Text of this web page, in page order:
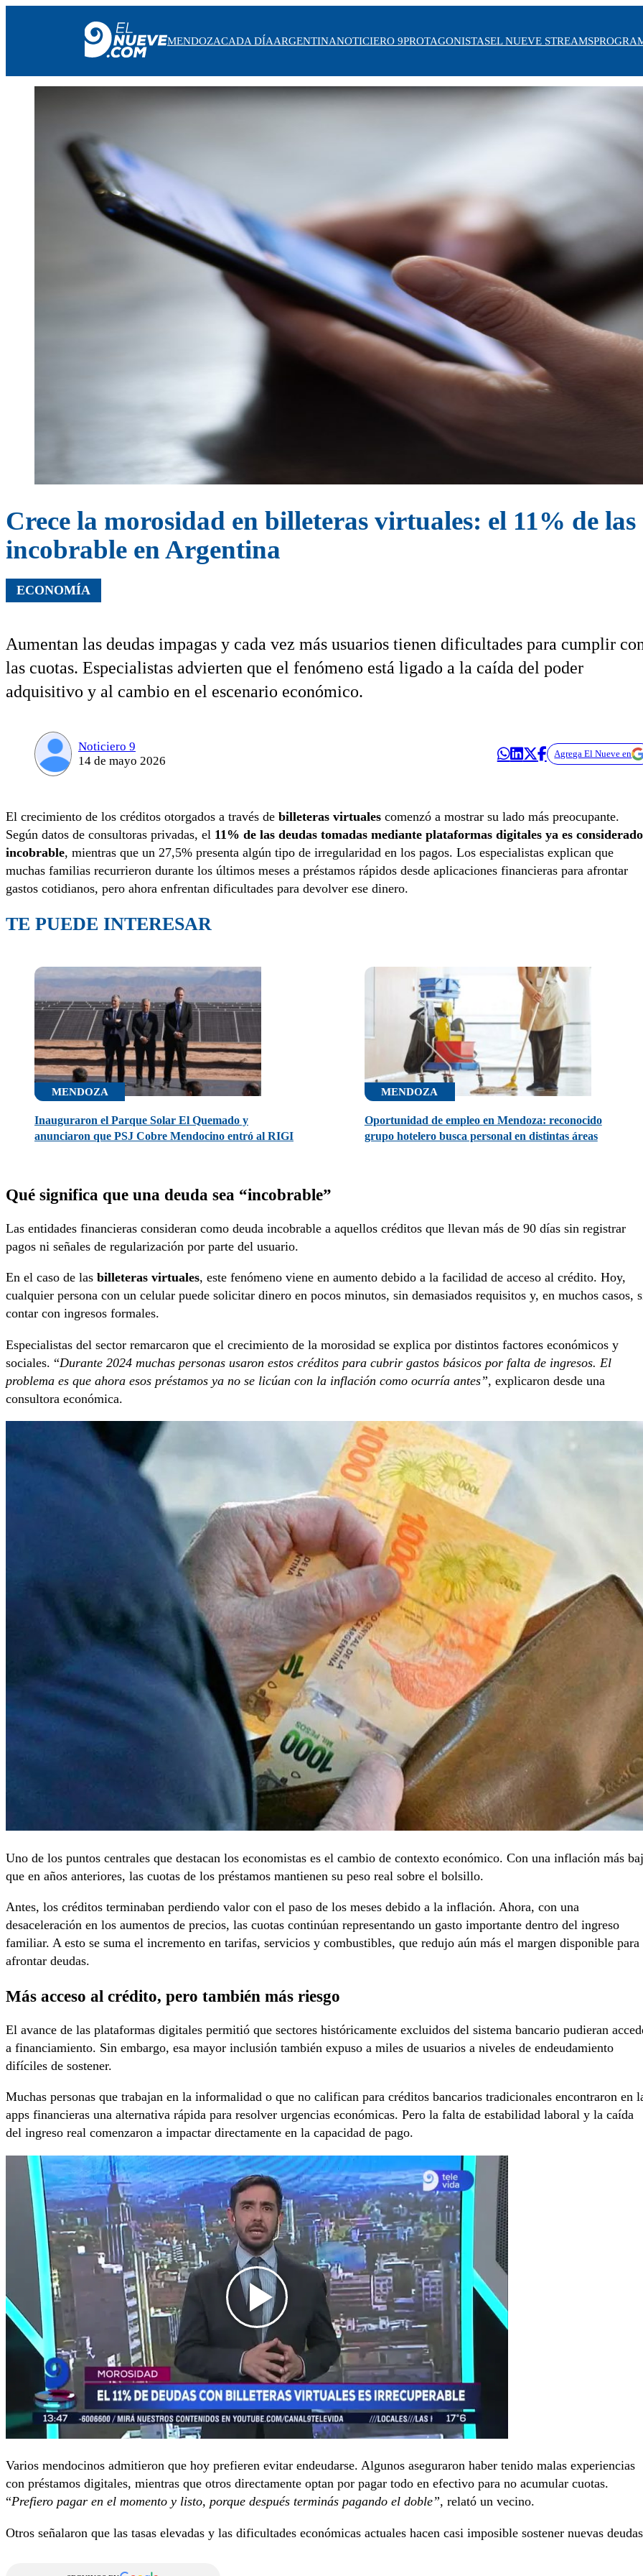
ARGENTINA
NOTICIERO 9
PROTAGONISTAS
EL NUEVE STREAMS
PROGRAMACIÓN
MENDOZACADA DÍAARGENTINANOTICIERO 9PROTAGONISTASEL NUEVE STREAMS
Crece la morosidad en billeteras virtuales: el 11% de las
incobrable en Argentina
ECONOMÍA
Aumentan las deudas impagas y cada vez más usuarios tienen dificultades para cumplir
las cuotas. Especialistas advierten que el fenómeno está ligado a la caída del poder
adquisitivo y al cambio en el escenario económico.
Noticiero 9
14 de mayo 2026
Agrega El Nueve en
El crecimiento de los créditos otorgados a través de billeteras virtuales comenzó a mostrar su lado más preocupante.
Según datos de consultoras privadas, el 11% de las deudas tomadas mediante plataformas digitales ya es considerado
incobrable, mientras que un 27,5% presenta algún tipo de irregularidad en los pagos. Los especialistas explican que
muchas familias recurrieron durante los últimos meses a préstamos rápidos desde aplicaciones financieras para afrontar
gastos cotidianos, pero ahora enfrentan dificultades para devolver ese dinero.
TE PUEDE INTERESAR
MENDOZA
Inauguraron el Parque Solar El Quemado y
anunciaron que PSJ Cobre Mendocino entró al RIGI
MENDOZA
Oportunidad de empleo en Mendoza: reconocido
grupo hotelero busca personal en distintas áreas
Qué significa que una deuda sea “incobrable”
Las entidades financieras consideran como deuda incobrable a aquellos créditos que llevan más de 90 días sin registrar
pagos ni señales de regularización por parte del usuario.
En el caso de las billeteras virtuales, este fenómeno viene en aumento debido a la facilidad de acceso al crédito. Hoy,
cualquier persona con un celular puede solicitar dinero en pocos minutos, sin demasiados requisitos y, en muchos casos,
contar con ingresos formales.
Especialistas del sector remarcaron que el crecimiento de la morosidad se explica por distintos factores económicos y
sociales. “Durante 2024 muchas personas usaron estos créditos para cubrir gastos básicos por falta de ingresos. El
problema es que ahora esos préstamos ya no se licúan con la inflación como ocurría antes”, explicaron desde una
consultora económica.
Uno de los puntos centrales que destacan los economistas es el cambio de contexto económico. Con una inflación más
que en años anteriores, las cuotas de los préstamos mantienen su peso real sobre el bolsillo.
Antes, los créditos terminaban perdiendo valor con el paso de los meses debido a la inflación. Ahora, con una
desaceleración en los aumentos de precios, las cuotas continúan representando un gasto importante dentro del ingreso
familiar. A esto se suma el incremento en tarifas, servicios y combustibles, que redujo aún más el margen disponible para
afrontar deudas.
Más acceso al crédito, pero también más riesgo
El avance de las plataformas digitales permitió que sectores históricamente excluidos del sistema bancario pudieran
a financiamiento. Sin embargo, esa mayor inclusión también expuso a miles de usuarios a niveles de endeudamiento
difíciles de sostener.
Muchas personas que trabajan en la informalidad o que no califican para créditos bancarios tradicionales encontraron en
apps financieras una alternativa rápida para resolver urgencias económicas. Pero la falta de estabilidad laboral y la caída
del ingreso real comenzaron a impactar directamente en la capacidad de pago.
Varios mendocinos admitieron que hoy prefieren evitar endeudarse. Algunos aseguraron haber tenido malas experiencias
con préstamos digitales, mientras que otros directamente optan por pagar todo en efectivo para no acumular cuotas.
“Prefiero pagar en el momento y listo, porque después terminás pagando el doble”, relató un vecino.
Otros señalaron que las tasas elevadas y las dificultades económicas actuales hacen casi imposible sostener nuevas